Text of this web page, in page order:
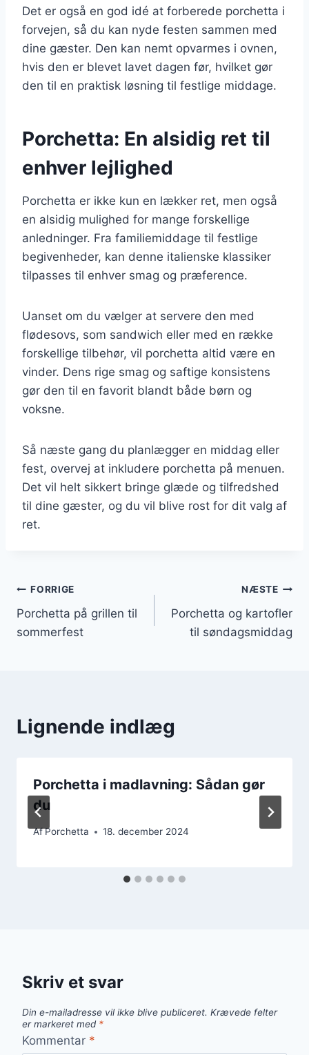
Det er også en god idé at forberede porchetta i
forvejen, så du kan nyde festen sammen med
dine gæster. Den kan nemt opvarmes i ovnen,
hvis den er blevet lavet dagen før, hvilket gør
den til en praktisk løsning til festlige middage.
Porchetta: En alsidig ret til
enhver lejlighed
Porchetta er ikke kun en lækker ret, men også
en alsidig mulighed for mange forskellige
anledninger. Fra familiemiddage til festlige
begivenheder, kan denne italienske klassiker
tilpasses til enhver smag og præference.
Uanset om du vælger at servere den med
flødesovs, som sandwich eller med en række
forskellige tilbehør, vil porchetta altid være en
vinder. Dens rige smag og saftige konsistens
gør den til en favorit blandt både børn og
voksne.
Så næste gang du planlægger en middag eller
fest, overvej at inkludere porchetta på menuen.
Det vil helt sikkert bringe glæde og tilfredshed
til dine gæster, og du vil blive rost for dit valg af
ret.
Indlægsnavigation
FORRIGE
Porchetta på grillen til
sommerfest
NÆSTE
Porchetta og kartofler
til søndagsmiddag
Lignende indlæg
Porchetta i madlavning: Sådan gør
du
AfPorchetta 18. december 2024
Skriv et svar
Din e-mailadresse vil ikke blive publiceret. Krævede felter
er markeret med *
Kommentar *